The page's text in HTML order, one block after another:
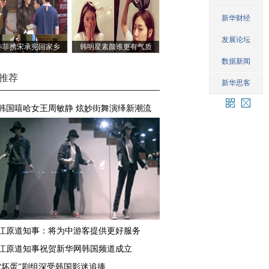
菲携宋承宪回家乡 韩明星素颜谁更有气质
荐
国嘻哈女王周敏静 炫妙街舞演绎新潮流
原道知事：将为中游客提供更好服务
原道知事祝贺新华网韩国频道成立
坏蛋”剧组深受韩国影迷追捧